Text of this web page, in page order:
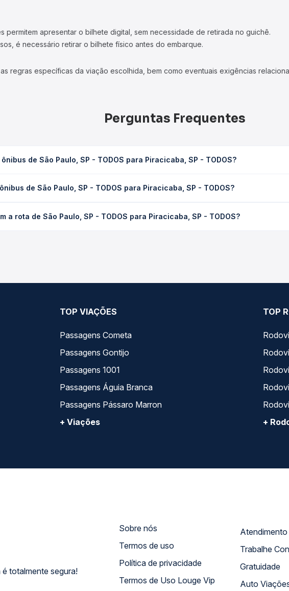
permitem apresentar o bilhete digital, sem necessidade de retirada no guichê.
é necessário retirar o bilhete físico antes do embarque.
regras específicas da viação escolhida, bem como eventuais exigências
Perguntas Frequentes
de São Paulo, SP - TODOS para Piracicaba, SP - TODOS?
tráfego. Na Quero Passagem você consulta os horários disponíveis e vê a
de São Paulo, SP - TODOS para Piracicaba, SP - TODOS?
Na Quero Passagem você compara os preços de todas as viações em
a rota de São Paulo, SP - TODOS para Piracicaba, SP - TODOS?
TOP VIAÇÕES
Passagens Cometa
Passagens Gontijo
Passagens 1001
Passagens Águia Branca
Passagens Pássaro Marron
+ Viações
TOP
+
totalmente segura!
Sobre nós
Termos de uso
Política de privacidade
Termos de Uso Louge Vip
Trabalhe
Gratuidade
Auto